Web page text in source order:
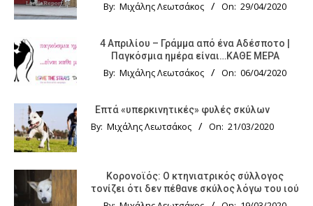
By: Μιχάλης Λεωτσάκος On: 29/04/2020
4 Απριλίου – Γράμμα από ένα Αδέσποτο |
Παγκόσμια ημέρα είναι…ΚΑΘΕ ΜΕΡΑ
By: Μιχάλης Λεωτσάκος On: 06/04/2020
Επτά «υπερκινητικές» φυλές σκύλων
By: Μιχάλης Λεωτσάκος On: 21/03/2020
Κορονοϊός: Ο κτηνιατρικός σύλλογος
τονίζει ότι δεν πέθανε σκύλος λόγω του ιού